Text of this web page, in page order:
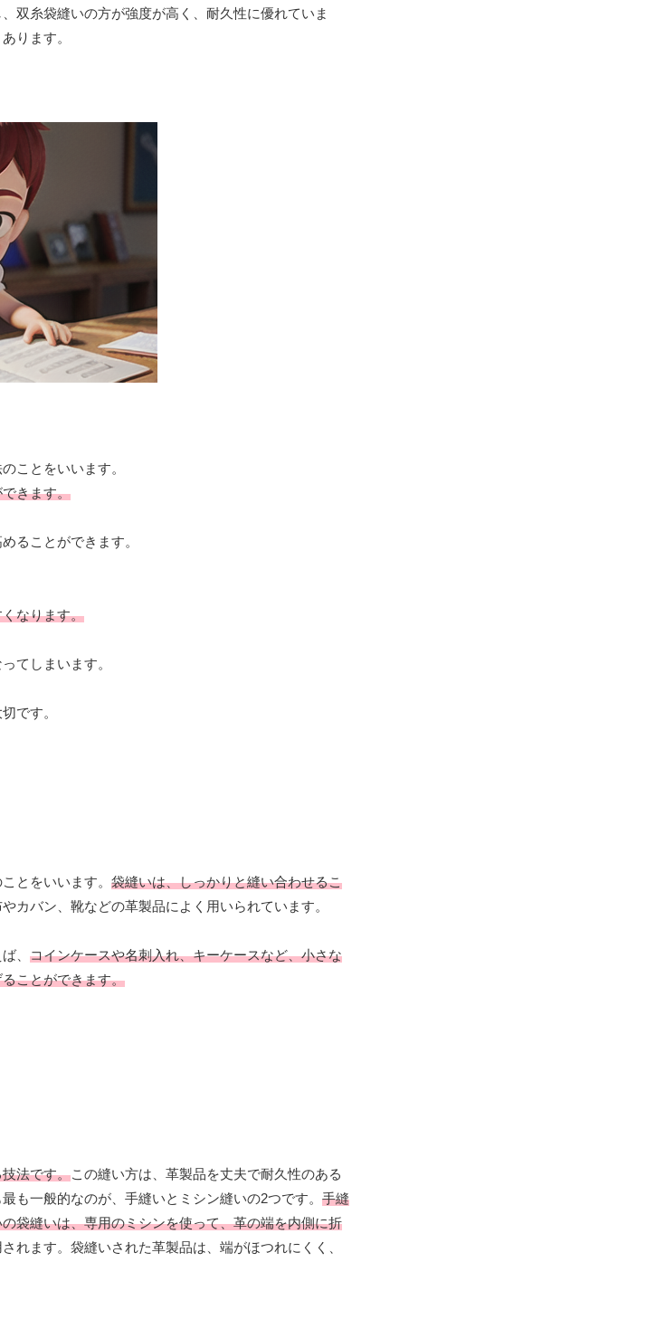
双糸袋縫いの方が強度が高く、耐久性に優れていま
ります。
ことをいいます。
きます。
ることができます。
なります。
てしまいます。
です。
とをいいます。 袋縫いは、しっかりと縫い合わせるこ
カバン、靴などの革製品によく用いられています。
、 コインケースや名刺入れ、キーケースなど、小さな
ことができます。
法です。この縫い方は、革製品を丈夫で耐久性のある
も一般的なのが、手縫いとミシン縫いの2つです。 手縫
袋縫いは、専用のミシンを使って、革の端を内側に折
れます。袋縫いされた革製品は、端がほつれにくく、